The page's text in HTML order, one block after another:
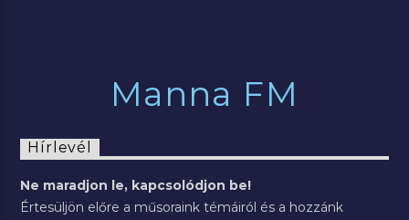
Manna FM
Hírlevél
Ne maradjon le, kapcsolódjon be!
Értesüljön előre a műsoraink témáiról és a hozzánk